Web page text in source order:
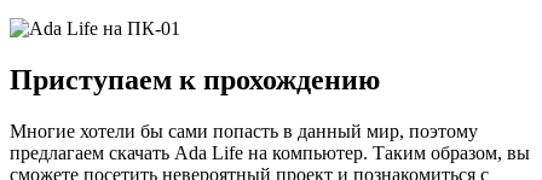
Приступаем к прохождению
Многие хотели бы сами попасть в данный мир, поэтому
предлагаем скачать Ada Life на компьютер. Таким образом, вы
сможете посетить невероятный проект и познакомиться с